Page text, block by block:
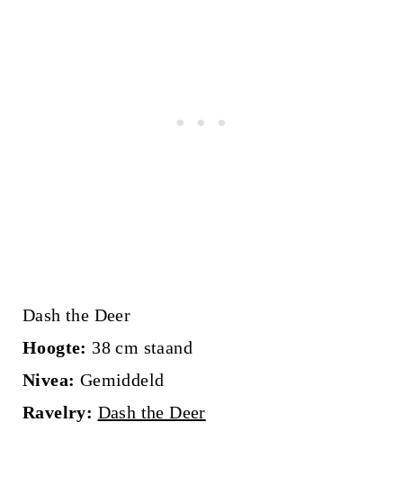
Dash the Deer
Hoogte: 38 cm staand
Nivea: Gemiddeld
Ravelry: Dash the Deer